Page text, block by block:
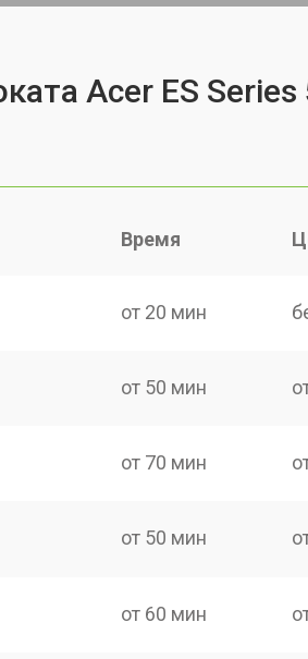
Acer ES Series
Время
от 20 мин
от 50 мин
от 70 мин
от 50 мин
от 60 мин